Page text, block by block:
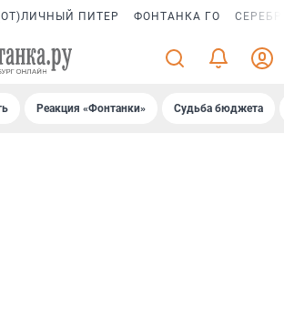
ПИТЕР ФОНТАНКА ГО
Реакция «Фонтанки» Судьба бюджета